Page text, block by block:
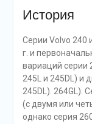
История
Серии Volvo 240
г. и
вариаций серии
245L и 245DL) и
245DL). 264GL).
(с двумя или
однако серия